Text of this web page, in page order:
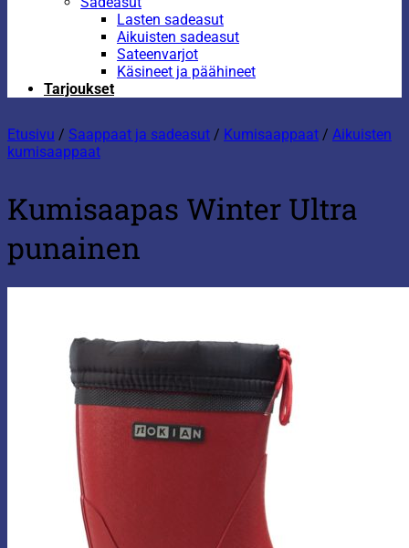
Lasten sadeasut
Aikuisten sadeasut
Sateenvarjot
Käsineet ja päähineet
Tarjoukset
Etusivu / Saappaat ja sadeasut / Kumisaappaat / Aikuisten
kumisaappaat
Kumisaapas Winter Ultra
punainen